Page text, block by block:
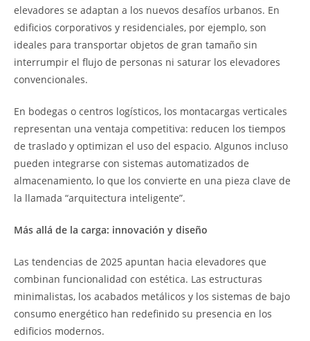
elevadores se adaptan a los nuevos desafíos urbanos. En
edificios corporativos y residenciales, por ejemplo, son
ideales para transportar objetos de gran tamaño sin
interrumpir el flujo de personas ni saturar los elevadores
convencionales.
En bodegas o centros logísticos, los montacargas verticales
representan una ventaja competitiva: reducen los tiempos
de traslado y optimizan el uso del espacio. Algunos incluso
pueden integrarse con sistemas automatizados de
almacenamiento, lo que los convierte en una pieza clave de
la llamada “arquitectura inteligente”.
Más allá de la carga: innovación y diseño
Las tendencias de 2025 apuntan hacia elevadores que
combinan funcionalidad con estética. Las estructuras
minimalistas, los acabados metálicos y los sistemas de bajo
consumo energético han redefinido su presencia en los
edificios modernos.